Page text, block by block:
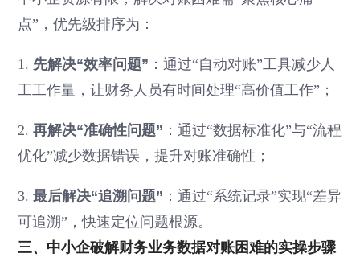
点”，优先级排序为：
1. 先解决“效率问题” ：通过“自动对账”工具减少人
工工作量，让财务人员有时间处理“高价值工作”；
2.再解决“准确性问题” ：通过“数据标准化”与“流程
优化”减少数据错误，提升对账准确性；
3.最后解决“追溯问题” ：通过“系统记录”实现“差异
可追溯”，快速定位问题根源。
三、中小企破解财务业务数据对账困难的实操步骤